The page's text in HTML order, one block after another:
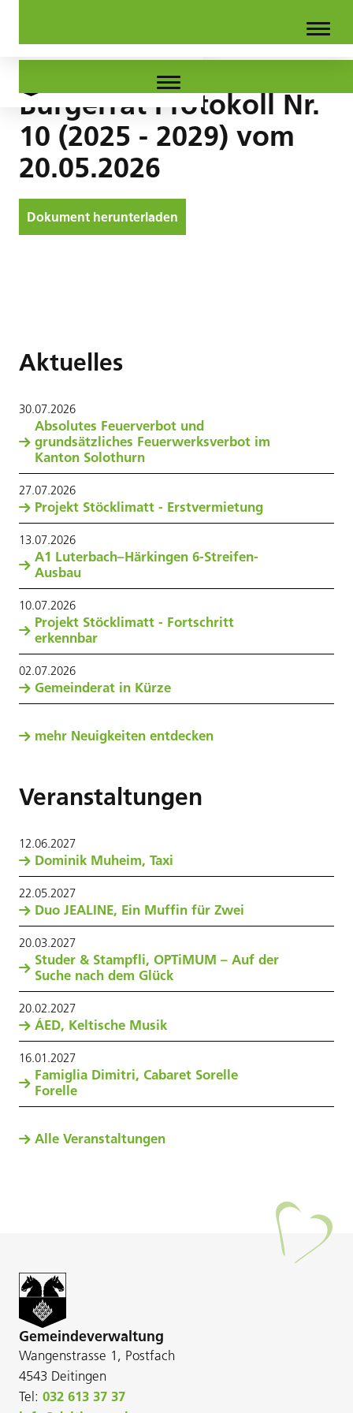
Bürgerrat Protokoll Nr.
10 (2025 - 2029) vom
20.05.2026
Dokument herunterladen
Aktuelles
30.07.2026
Absolutes Feuerverbot und
grundsätzliches Feuerwerksverbot im
Kanton Solothurn
27.07.2026
Projekt Stöcklimatt - Erstvermietung
13.07.2026
A1 Luterbach–Härkingen 6-Streifen-
Ausbau
10.07.2026
Projekt Stöcklimatt - Fortschritt
erkennbar
02.07.2026
Gemeinderat in Kürze
mehr Neuigkeiten entdecken
Veranstaltungen
12.06.2027
Dominik Muheim, Taxi
22.05.2027
Duo JEALINE, Ein Muffin für Zwei
20.03.2027
Studer & Stampfli, OPTiMUM – Auf der
Suche nach dem Glück
20.02.2027
ÁED, Keltische Musik
16.01.2027
Famiglia Dimitri, Cabaret Sorelle
Forelle
Alle Veranstaltungen
Gemeindeverwaltung
Wangenstrasse 1, Postfach
4543 Deitingen
Tel: 032 613 37 37